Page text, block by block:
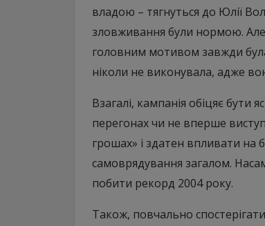
владою – тягнуться до Юлії
зловживання були нормою.
головним мотивом завжди
ніколи не виконувала, адже
Взагалі, кампанія обіцяє
перегонах чи не вперше
грошах» і здатен впливати на
самоврядування загалом.
побити рекорд 2004 року.
Також, повчально